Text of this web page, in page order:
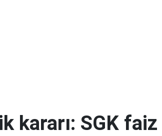
kararı: SGK faiz